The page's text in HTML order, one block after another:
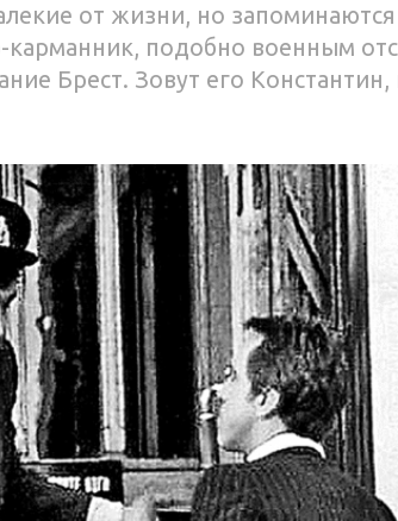
от жизни, но
подобно военным
Брест. Зовут его Константин,